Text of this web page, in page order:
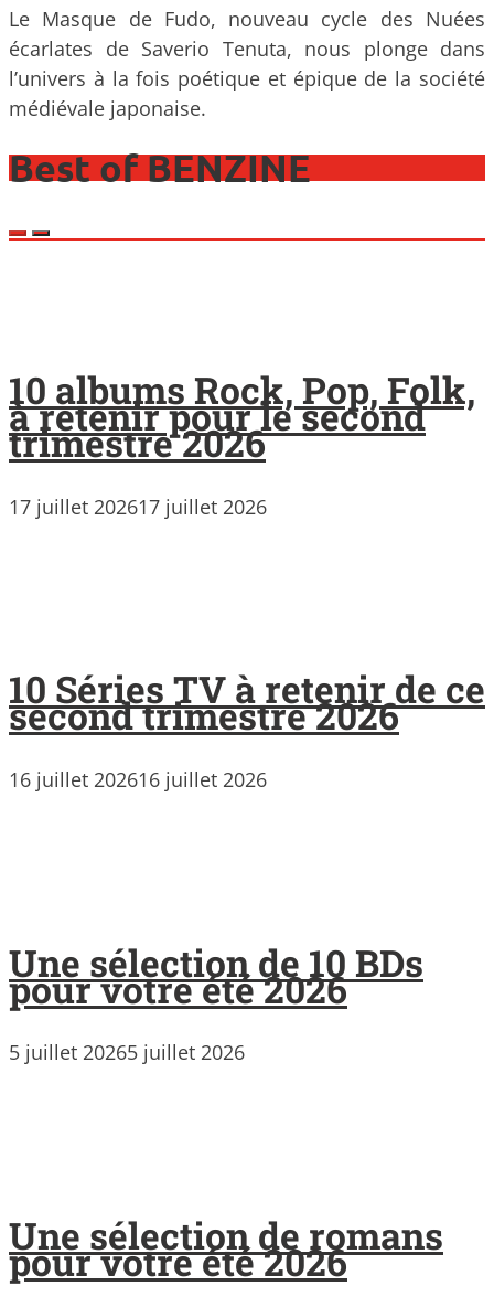
Le Masque de Fudo, nouveau cycle des Nuées
écarlates de Saverio Tenuta, nous plonge dans
l’univers à la fois poétique et épique de la société
médiévale japonaise.
Best of BENZINE
10 albums Rock, Pop, Folk,
à retenir pour le second
trimestre 2026
17 juillet 202617 juillet 2026
10 Séries TV à retenir de ce
second trimestre 2026
16 juillet 202616 juillet 2026
Une sélection de 10 BDs
pour votre été 2026
5 juillet 20265 juillet 2026
Une sélection de romans
pour votre été 2026